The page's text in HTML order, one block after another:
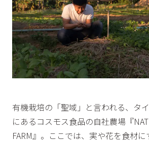
有機栽培の「聖域」と言われる、タ
にあるコスモス食品の自社農場『
FARM』。ここでは、実や花を食材に